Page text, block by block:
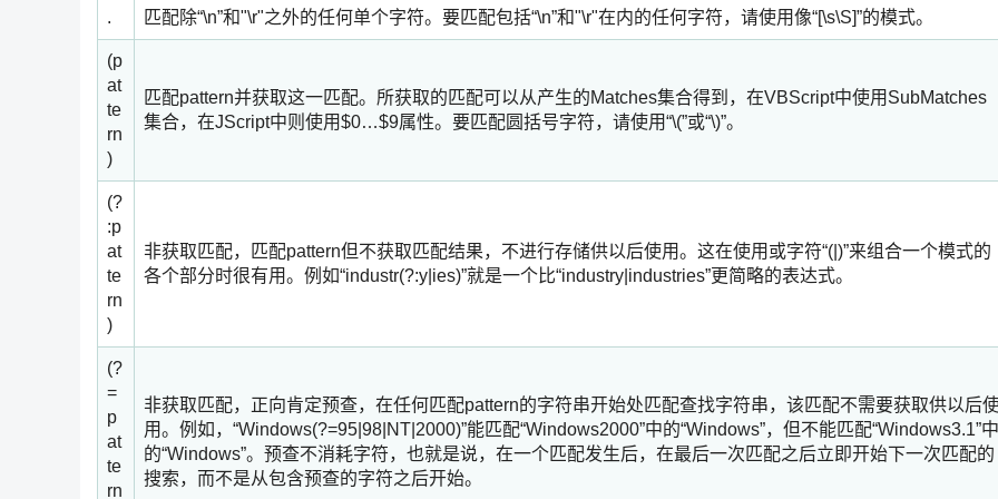
. 匹配除“\n”和"\r"之外的任何单个字符。要匹配包括“\n”和"\r"在内的任何字符，请使用像“[\s\S]”的模式。
(p
at
te
rn
)
匹配pattern并获取这一匹配。所获取的匹配可以从产生的Matches集合得到，在VBScript中使用SubMatches
集合，在JScript中则使用$0…$9属性。要匹配圆括号字符，请使用“\(”或“\)”。
(?
:p
at
te
rn
)
非获取匹配，匹配pattern但不获取匹配结果，不进行存储供以后使用。这在使用或字符“(|)”来组合一个模式的
各个部分时很有用。例如“industr(?:y|ies)”就是一个比“industry|industries”更简略的表达式。
(?
=
p
at
te
rn
非获取匹配，正向肯定预查，在任何匹配pattern的字符串开始处匹配查找字符串，该匹配不需要获取供以后
用。例如，“Windows(?=95|98|NT|2000)”能匹配“Windows2000”中的“Windows”，但不能匹配“Windows3.1”中
的“Windows”。预查不消耗字符，也就是说，在一个匹配发生后，在最后一次匹配之后立即开始下一次匹配的
搜索，而不是从包含预查的字符之后开始。